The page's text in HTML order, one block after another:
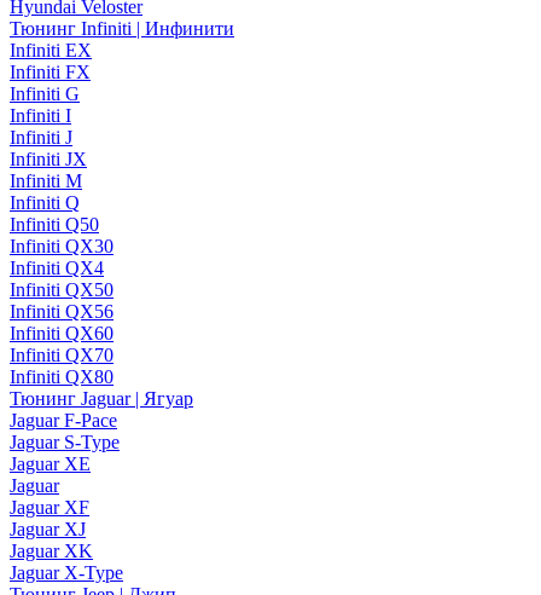
Hyundai Veloster
Тюнинг Infiniti | Инфинити
Infiniti EX
Infiniti FX
Infiniti G
Infiniti I
Infiniti J
Infiniti JX
Infiniti M
Infiniti Q
Infiniti Q50
Infiniti QX30
Infiniti QX4
Infiniti QX50
Infiniti QX56
Infiniti QX60
Infiniti QX70
Infiniti QX80
Тюнинг Jaguar | Ягуар
Jaguar F-Pace
Jaguar S-Type
Jaguar XE
Jaguar
Jaguar XF
Jaguar XJ
Jaguar XK
Jaguar X-Type